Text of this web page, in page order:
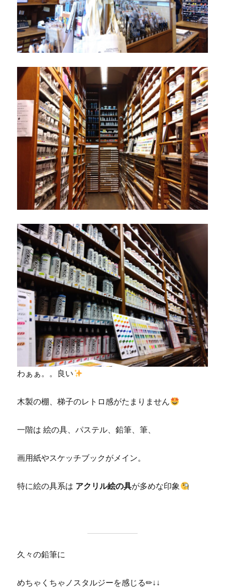
わぁぁ。。良い
木製の棚、梯子のレトロ感がたまりません
一階は 絵の具、パステル、鉛筆、筆、
画用紙やスケッチブックがメイン。
特に絵の具系は アクリル絵の具が多めな印象
久々の鉛筆に
めちゃくちゃノスタルジーを感じる✏↓↓